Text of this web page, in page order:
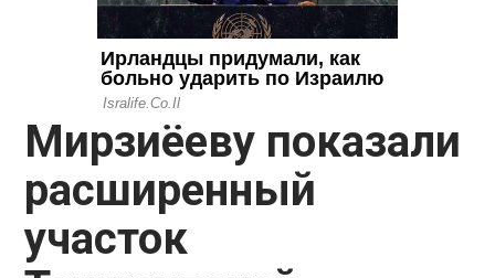
Мирзиёеву показали
расширенный
участок